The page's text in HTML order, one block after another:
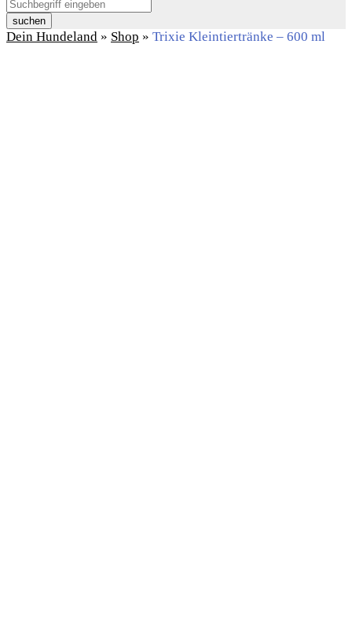
suchen
Dein Hundeland » Shop » Trixie Kleintiertränke – 600 ml